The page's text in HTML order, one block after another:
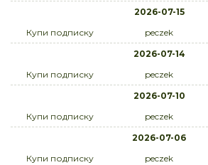
2026-07-15
Купи подписку
peczek
2026-07-14
Купи подписку
peczek
2026-07-10
Купи подписку
peczek
2026-07-06
Купи подписку
peczek